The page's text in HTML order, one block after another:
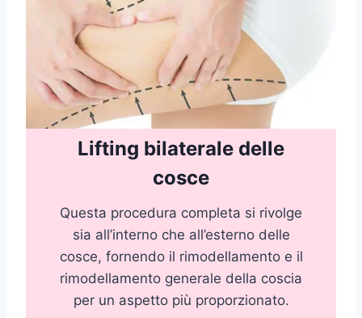
Lifting bilaterale delle
cosce
Questa procedura completa si rivolge
sia all’interno che all’esterno delle
cosce, fornendo il rimodellamento e il
rimodellamento generale della coscia
per un aspetto più proporzionato.